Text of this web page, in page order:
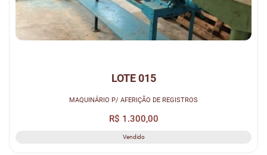
LOTE 015
MAQUINÁRIO P/ AFERIÇÃO DE REGISTROS
R$ 1.300,00
Vendido